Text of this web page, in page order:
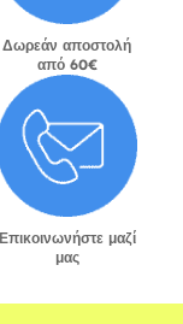
Δωρεάν αποστολή
από 60€
Επικοινωνήστε μαζί
μας